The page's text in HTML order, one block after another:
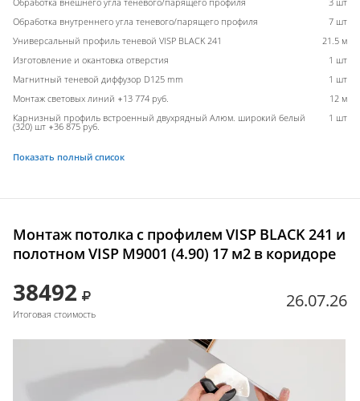
Обработка внутреннего угла теневого/парящего профиля
7 шт
Универсальный профиль теневой VISP BLACK 241
21.5 м
Изготовление и окантовка отверстия
1 шт
Магнитный теневой диффузор D125 mm
1 шт
Монтаж световых линий +13 774 руб.
12 м
Карнизный профиль встроенный двухрядный Алюм. широкий белый
(320) шт +36 875 руб.
1 шт
Показать полный список
Монтаж потолка с профилем VISP BLACK 241 и
полотном VISP M9001 (4.90) 17 м2 в коридоре
38492
Итоговая стоимость
26.07.26